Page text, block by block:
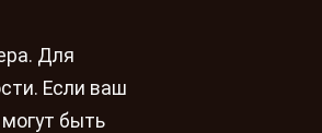
Для
Если ваш
быть